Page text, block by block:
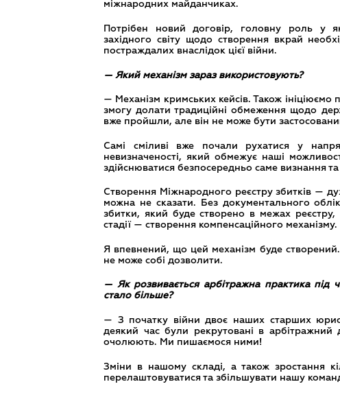
міжнародних майданчиках.
Потрібен новий договір, головну роль у
західного світу щодо створення вкрай
постраждалих внаслідок цієї війни.
— Який механізм зараз використовують?
— Механізм кримських кейсів. Також ініціюємо
змогу долати традиційні обмеження щодо
вже пройшли, але він не може бути
Самі сміливі вже почали рухатися у
невизначеності, який обмежує наші
здійснюватися безпосередньо саме визнання
Створення Міжнародного реєстру збитків —
можна не сказати. Без документального
збитки, який буде створено в межах
стадії — створення компенсаційного механізму.
Я впевнений, що цей механізм буде створений.
не може собі дозволити.
— Як розвивається арбітражна практика під
стало більше?
— З початку війни двоє наших старших
деякий час були рекрутовані в
очолюють. Ми пишаємося ними!
Зміни в нашому складі, а також зростання
перелаштовуватися та збільшувати нашу